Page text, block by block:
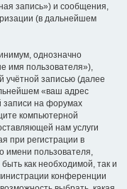
запись») и сообщения,
(в дальнейшем
однозначно
имя пользователя»),
учётной записью (далее
«ваш адрес
на форумах
компьютерной
нам услуги
при регистрации в
имени пользователя,
как необходимой, так и
конференции